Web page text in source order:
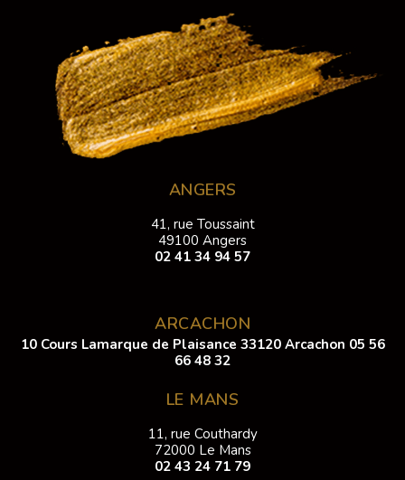
ANGERS
41, rue Toussaint
49100 Angers
02 41 34 94 57
ARCACHON
10 Cours Lamarque de Plaisance 33120 Arcachon 05 56
66 48 32
LE MANS
11, rue Couthardy
72000 Le Mans
02 43 24 71 79